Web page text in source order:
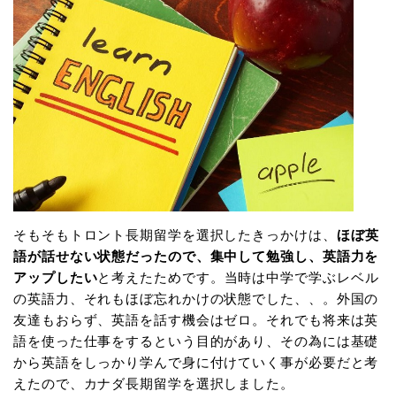
そもそもトロント長期留学を選択したきっかけは、 ほぼ英
語が話せない状態だったので、集中して勉強し、英語力を
アップしたいと考えたためです。当時は中学で学ぶレベル
の英語力、それもほぼ忘れかけの状態でした、、。外国の
友達もおらず、英語を話す機会はゼロ。それでも将来は英
語を使った仕事をするという目的があり、その為には基礎
から英語をしっかり学んで身に付けていく事が必要だと考
えたので、カナダ長期留学を選択しました。